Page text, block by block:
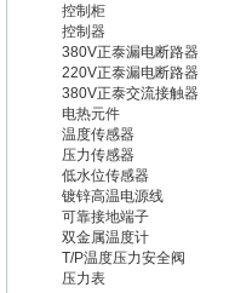
控制柜
控制器
380V正泰漏电断路器
220V正泰漏电断路器
380V正泰交流接触器
电热元件
温度传感器
压力传感器
低水位传感器
镀锌高温电源线
可靠接地端子
双金属温度计
T/P温度压力安全阀
压力表